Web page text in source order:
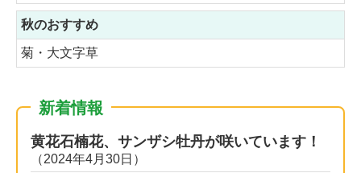
秋のおすすめ
菊・大文字草
新着情報
黄花石楠花、サンザシ牡丹が咲いています！
（2024年4月30日）